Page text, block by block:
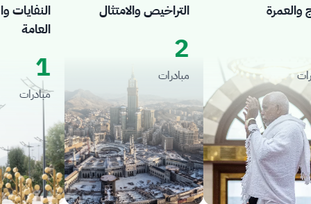
النفايات
العامة
مبادرات
التراخيص والامتثال
مبادرات